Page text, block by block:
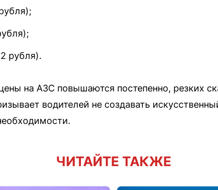
рубля).
на АЗС повышаются постепенно, резких
водителей не создавать
ЧИТАЙТЕ ТАКЖЕ